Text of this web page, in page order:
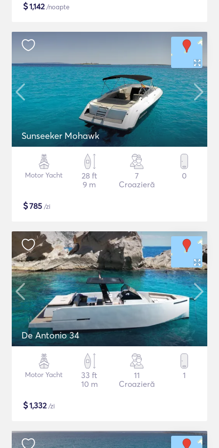
$1,142/noapte
Sunseeker Mohawk
Motor Yacht
28 ft
9 m
7
Croazieră
0
$785 /zi
De Antonio 34
Motor Yacht
33 ft
10 m
11
Croazieră
1
$1,332/zi